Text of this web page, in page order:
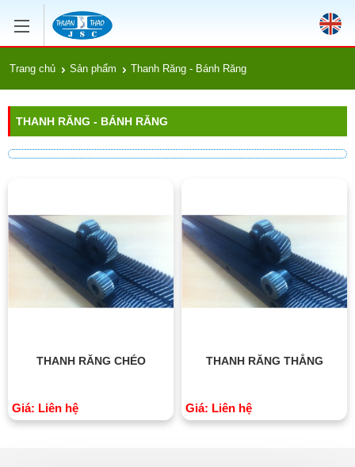
Trang chủ Sản phẩm Thanh Răng - Bánh Răng
THANH RĂNG - BÁNH RĂNG
THANH RĂNG CHÉO
Giá: Liên hệ
THANH RĂNG THẲNG
Giá: Liên hệ